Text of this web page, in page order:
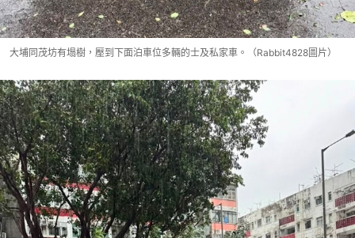
大埔同茂坊有塌樹，壓到下面泊車位多輛的士及私家車。（Rabbit4828圖片）